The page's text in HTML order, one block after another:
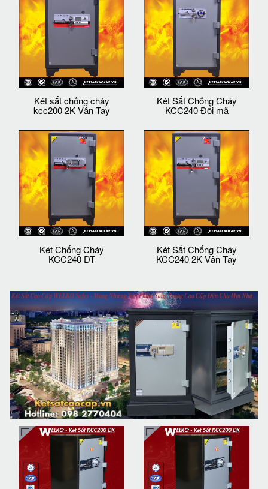
Két sắt chống cháy
kcc200 2K Vân Tay
Két Sắt Chống Cháy
KCC240 Đổi mã
Két Chống Cháy
KCC240 DT
Két Sắt Chống Cháy
KCC240 2K Vân Tay